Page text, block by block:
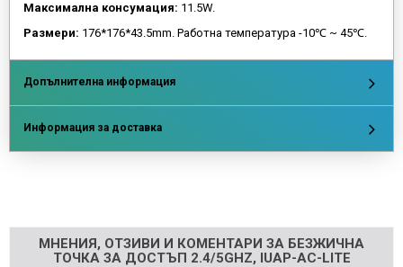
Максимална консумация: 11.5W.
Размери: 176*176*43.5mm. Работна температура -10℃ ~ 45℃.
Допълнителна информация
Информация за доставка
МНЕНИЯ, ОТЗИВИ И КОМЕНТАРИ ЗА БЕЗЖИЧНА
ТОЧКА ЗА ДОСТЪП 2.4/5GHZ, IUAP-AC-LITE